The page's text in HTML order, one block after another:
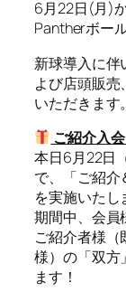
6月22日(月)
Pantherボー
新球導入に伴
よび店頭販
いただきます。
ご紹介入
本日6月22日
で、「ご紹介
を実施いたし
期間中、会員
ご紹介者様
様）の「双方
ます！